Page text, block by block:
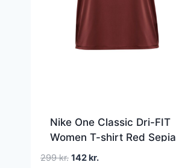
Nike One Classic Dri-FIT
Women T-shirt Red Sepia
299kr. Den
142kr.Den